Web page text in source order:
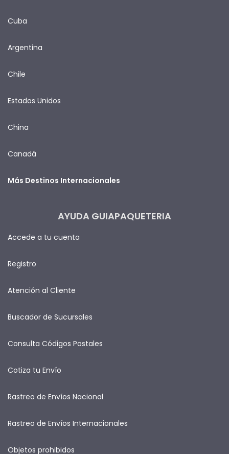
Cuba
Argentina
Chile
Estados Unidos
China
Canadá
Más Destinos Internacionales
AYUDA GUIAPAQUETERIA
Accede a tu cuenta
Registro
Atención al Cliente
Buscador de Sucursales
Consulta Códigos Postales
Cotiza tu Envío
Rastreo de Envíos Nacional
Rastreo de Envíos Internacionales
Objetos prohibidos